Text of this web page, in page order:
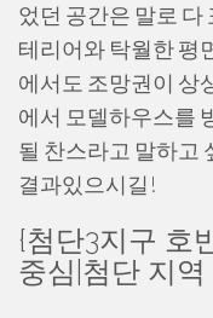
었던 공간은 말로
테리어와 탁월한 평
에서도 조망권이 상
에서 모델하우스를
될 찬스라고 말하고
결과있으시길!
{첨단3지구 호
중심|첨단 지